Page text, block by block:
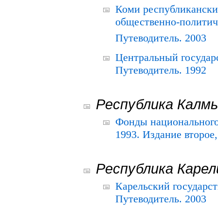
Коми
общественно-
Путеводитель. 2003
Центральный
Путеводитель. 1992
Республика
Фонды
1993. Издание
Республика
Карельский
Путеводитель. 2003